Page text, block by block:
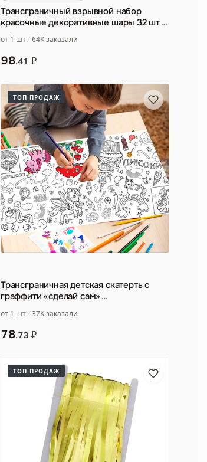
Трансграничный взрывной набор
красочные декоративные шары 32 шт…
от 1 шт 64K заказали
98.41 ₽
ТОП ПРОДАЖ
Трансграничная детская скатерть с
граффити «сделай сам» …
от 1 шт 37K заказали
78.73 ₽
ТОП ПРОДАЖ